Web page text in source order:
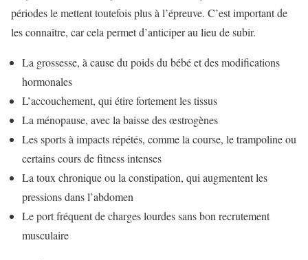
périodes le mettent toutefois plus à l’épreuve. C’est important de
les connaître, car cela permet d’anticiper au lieu de subir.
La grossesse, à cause du poids du bébé et des modifications
hormonales
L’accouchement, qui étire fortement les tissus
La ménopause, avec la baisse des œstrogènes
Les sports à impacts répétés, comme la course, le trampoline ou
certains cours de fitness intenses
La toux chronique ou la constipation, qui augmentent les
pressions dans l’abdomen
Le port fréquent de charges lourdes sans bon recrutement
musculaire